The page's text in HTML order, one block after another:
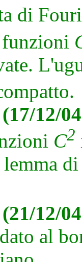
di
12/
C2
12/
al